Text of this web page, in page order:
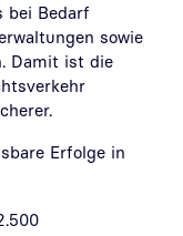
bei Bedarf
sowie
Damit ist die
Erfolge in